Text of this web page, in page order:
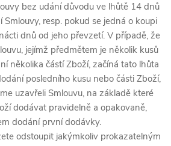
bez udání důvodu ve lhůtě 14 dnů
Smlouvy, resp. pokud se jedná o koupi
dnů od jeho převzetí. V případě, že
jejímž předmětem je několik kusů
několika částí Zboží, začíná tato lhůta
posledního kusu nebo části Zboží,
uzavřeli Smlouvu, na základě které
dodávat pravidelně a opakovaně,
dodání první dodávky.
odstoupit jakýmkoliv prokazatelným